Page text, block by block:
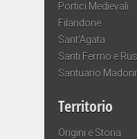
Portici Medievali
Filandone
Sant’Agata
Santi Fermo e
Santuario
Territorio
Origini e Storia